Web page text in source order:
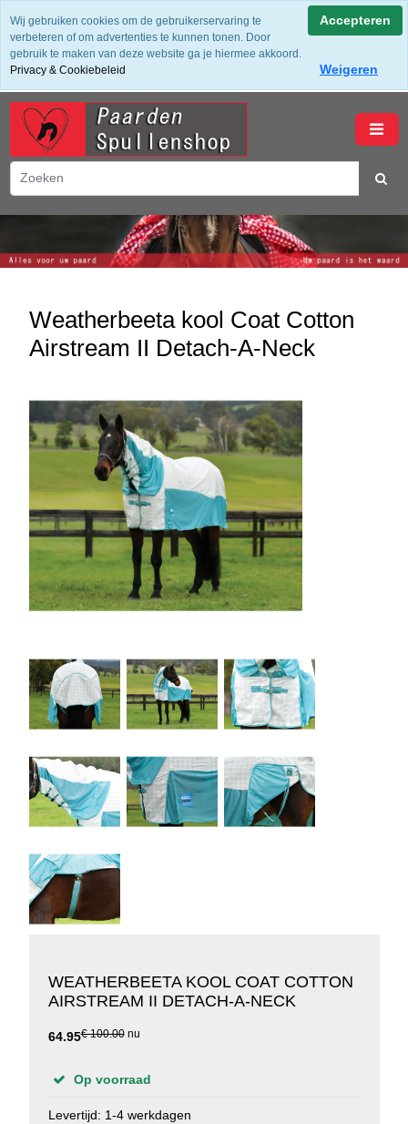
✔ Groot assortiment ✔ De beste merken ✔ Gratis verzending
vanaf 50,- (NL) ✔ Achteraf Betalen ✔ 14 dagen bedenktijd
winkelwagen
Weatherbeeta kool Coat Cotton
Airstream II Detach-A-Neck
WEATHERBEETA KOOL COAT COTTON
AIRSTREAM II DETACH-A-NECK
64.95€ 100.00nu
Op voorraad
Levertijd: 1-4 werkdagen
Wij gebruiken cookies om de gebruikerservaring te
verbeteren of om advertenties te kunnen tonen. Door
gebruik te maken van deze website ga je hiermee akkoord.
Privacy & Cookiebeleid
Accepteren
Weigeren